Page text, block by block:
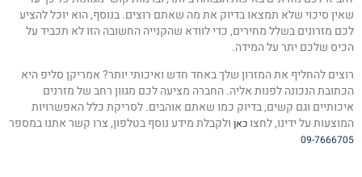
שאין סיכוי שלא תמצאו בדיוק את מה שאתם רוצים. בנוסף, הוא יוכל להציע
לכם מזרונים בשלל מחירים, כדי לוודא שהקנייה החשובה הזו לא תכביד על
הכיס שלכם יתר על המידה.
רוצים להחליף את המזרון שלך באחד חדש ואיכותי יותר? אמריקן סליפ היא
הכתובת הנכונה לפנות אליה. החברה מציעה לכם מגוון רחב של מזרנים
איכותיים וגם קשים, בדיוק כמו שאתם אוהבים. לסריקת כלל האפשרויות
המוצעות על ידינו, לחצוכאן ולקבלת מידע נוסף בטלפון, צרו קשר אתנו במספר
09-7666705